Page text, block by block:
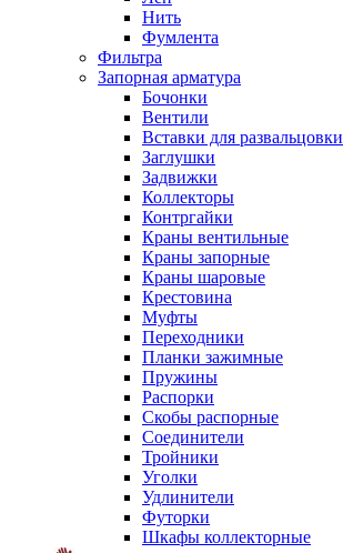
Нить
Фумлента
Фильтра
Запорная арматура
Бочонки
Вентили
Вставки для развальцовки
Заглушки
Задвижки
Коллекторы
Контргайки
Краны вентильные
Краны запорные
Краны шаровые
Крестовина
Муфты
Переходники
Планки зажимные
Пружины
Распорки
Скобы распорные
Соединители
Тройники
Уголки
Удлинители
Футорки
Шкафы коллекторные